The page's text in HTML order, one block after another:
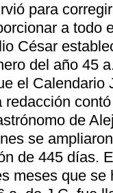
para
a todo
César
del año 45
el Calendario
de
se
de 445 días.
meses que